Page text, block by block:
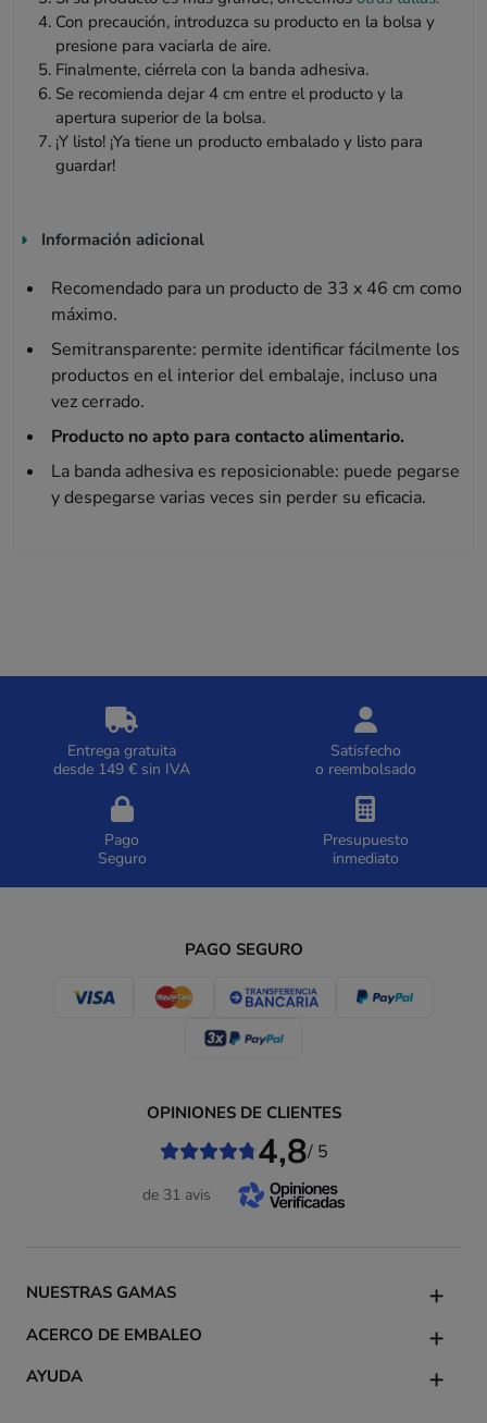
Con precaución, introduzca su producto en la bolsa y
presione para vaciarla de aire.
Finalmente, ciérrela con la banda adhesiva.
Se recomienda dejar 4 cm entre el producto y la
apertura superior de la bolsa.
¡Y listo! ¡Ya tiene un producto embalado y listo para
guardar!
Información adicional
Recomendado para un producto de 33 x 46 cm como
máximo.
Semitransparente: permite identificar fácilmente los
productos en el interior del embalaje, incluso una
vez cerrado.
Producto no apto para contacto alimentario.
La banda adhesiva es reposicionable: puede pegarse
y despegarse varias veces sin perder su eficacia.
Entrega gratuita
desde 149 € sin IVA
Satisfecho
o reembolsado
Pago
Seguro
Presupuesto
inmediato
PAGO SEGURO
NUESTRAS GAMAS
ACERCO DE EMBALEO
AYUDA
OPINIONES DE CLIENTES
4,8/ 5
de 31 avis